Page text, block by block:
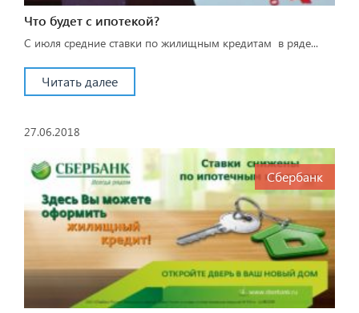
Что будет с ипотекой?
С июля средние ставки по жилищным кредитам в ряде...
Читать далее
27.06.2018
Сбербанк